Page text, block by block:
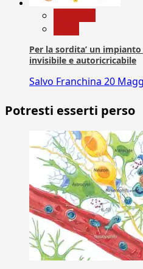
Per la sordita’ un
invisibile e autoricricabile
Salvo Franchina 20
Potresti esserti perso